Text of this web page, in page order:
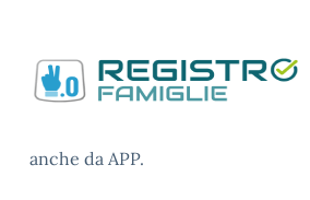
anche da APP.